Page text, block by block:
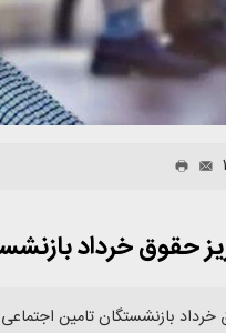
حقوق خرداد
بازنشستگان تامین